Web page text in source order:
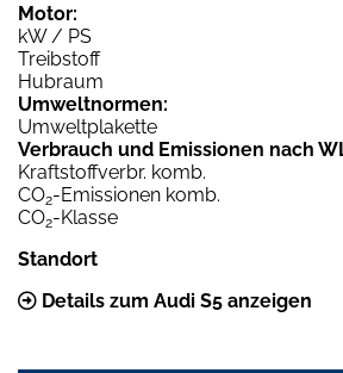
Motor:
kW / PS
Treibstoff
Hubraum
Umweltnormen:
Umweltplakette
Verbrauch und Emissionen nach
Kraftstoffverbr. komb.
CO2-Emissionen komb.
CO2-Klasse
Standort
Details zum Audi S5 anzeigen